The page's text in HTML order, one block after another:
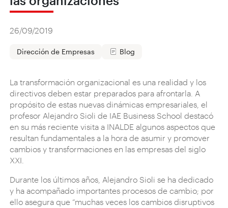
26/09/2019
Dirección de Empresas Blog
La transformación organizacional es una realidad y los
directivos deben estar preparados para afrontarla. A
propósito de estas nuevas dinámicas empresariales, el
profesor Alejandro Sioli de IAE Business School destacó
en su más reciente visita a INALDE algunos aspectos que
resultan fundamentales a la hora de asumir y promover
cambios y transformaciones en las empresas del siglo
XXI.
Durante los últimos años, Alejandro Sioli se ha dedicado
y ha acompañado importantes procesos de cambio; por
ello asegura que “muchas veces los cambios disruptivos